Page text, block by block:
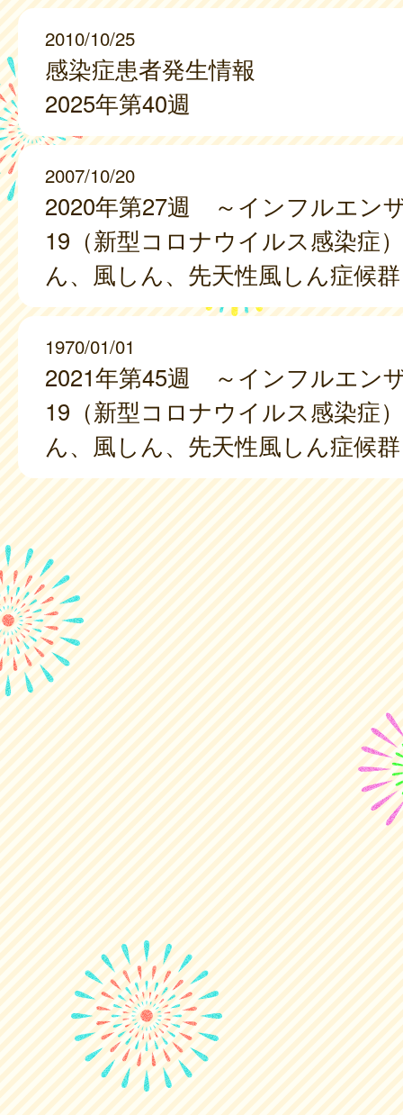
2010/10/25
感染症患者発生情報
2025年第40週
2007/10/20
2020年第27週 ～インフルエン
19（新型コロナウイルス感染症
ん、風しん、先天性風しん症候
1970/01/01
2021年第45週 ～インフルエン
19（新型コロナウイルス感染症
ん、風しん、先天性風しん症候